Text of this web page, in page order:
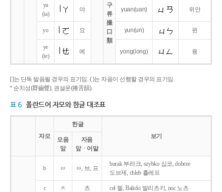
구
류
撮
口
類
ya
(ia)
야 yuan(uan) 위안
yo 요 yun(un) 윈
ye
(ie)
예 yong(iong) 융
[ ]는 단독 발음될 경우의 표기임. ( )는 자음이 선행할 경우의 표기임.
* 순치성(脣齒聲), 권설운(捲舌韻).
표 6 폴란드어 자모와 한글 대조표
자모
한글
보기
모음
앞
자음
앞ㆍ어말
b ㅂ ㅂ, 브, 프
burak 부라크, szybko 십코, dobrze
도브제, chleb 흘레프
c ㅊ 츠 cel 첼, Balicki 발리츠키, noc 노츠